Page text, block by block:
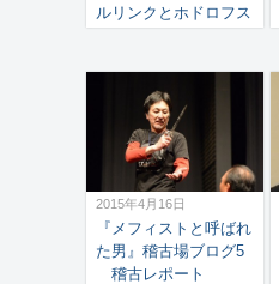
ルリンクとホドロフス
2015年4月16日
『メフィストと呼ばれ
た男』稽古場ブログ5
稽古レポート